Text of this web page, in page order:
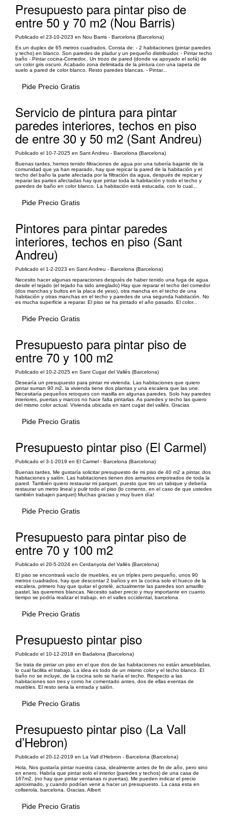
Presupuesto para pintar piso de
entre 50 y 70 m2 (Nou Barris)
Publicado el 23-10-2023 en Nou Barris - Barcelona (Barcelona)
Es un duplex de 65 metros cuadrados. Consta de: - 2 habitaciones (pintar paredes
y techo) en blanco. Son paredes de pladur y un pequeño distribuidor. - Pintar techo
baño - Pintar cocina-Comedor.. Un trozo de pared (donde va apoyado el sofá) de
un color gris oscuro. Acabado zona delimitada de la pintura con una tapeta de
suelo a pared de color blanco. Resto paredes blancas. - Pintar...
Pide Precio Gratis
Servicio de pintura para pintar
paredes interiores, techos en piso
de entre 30 y 50 m2 (Sant Andreu)
Publicado el 10-7-2025 en Sant Andreu - Barcelona (Barcelona)
Buenas tardes, hemos tenido filtraciones de agua por una tubería bajante de la
comunidad que ya han reparado, hay que repicar la pared de la habitación y el
techo del baño la parte afectada por la filtración da agua, después de repicar y
reparar las partes afectadas hay que pintar toda la habitación y todo el techo y
paredes de baño en color blanco. La habitación está estucada, con lo cual...
Pide Precio Gratis
Pintores para pintar paredes
interiores, techos en piso (Sant
Andreu)
Publicado el 1-2-2023 en Sant Andreu - Barcelona (Barcelona)
Necesito hacer algunas reparaciones después de haber tenido una fuga de agua
desde el tejado (el tejado ha sido arreglado) Hay que reparar el techo del comedor
(dos manchas y bultos en la placa de yeso), otra mancha en el techo de una
habitación y otras manchas en el techo y paredes de una segunda habitación. No
es mucha superficie a reparar. El piso se ha pintado el año pasado. El color...
Pide Precio Gratis
Presupuesto para pintar piso de
entre 70 y 100 m2
Publicado el 10-2-2025 en Sant Cugat del Vallès (Barcelona)
Desearía un presupuesto para pintar mi vivienda. Las habitaciones que quiero
pintar suman 90 m2, la vivienda tiene dos plantas y una escalera que las une.
Necesitaría pequeños retoques con masilla en algunas paredes. Solo hay paredes
interiores, puertas y marcos no hace falta pintarlas. As paredes y techo las quiero
del mismo color actual. Vivienda ubicada en sant cugat del vallès. Gracias
Pide Precio Gratis
Presupuesto pintar piso (El Carmel)
Publicado el 3-1-2019 en El Carmel - Barcelona (Barcelona)
Buenas tardes, Me gustaría solicitar presupuesto de mi piso de 40 m2 a pintar, dos
habitaciones y salón. Las habitaciones tienen dos armarios empotrados de toda la
pared. También quiero restaurar mi parquet, puesto que tiro un tabique y debería
restaurar un metro lineal y pulir todo el piso (lo comento, en el caso de que ustedes
también trabajen parquet) Muchas gracias y muy buen día!
Pide Precio Gratis
Presupuesto para pintar piso de
entre 70 y 100 m2
Publicado el 20-5-2024 en Cerdanyola del Vallès (Barcelona)
El piso se encontrará vacío de muebles, es un tríplex pero pequeño, unos 90
metros cuadrados, hay que descontar 2 baños y en la cocina solo el hueco de la
escalera, primero hay que quitar el gotelé, actualmente las paredes son amarillo
pastel, las queremos blancas. Necesito saber precio y muy importante en cuanto
tiempo se podría realizar el trabajo, en el valles occidental, barcelona
Pide Precio Gratis
Presupuesto pintar piso
Publicado el 10-12-2018 en Badalona (Barcelona)
Se trata de pintar un piso en el que dos de las habitaciones no están amuebladas,
lo cual facilita el trabajo. La idea es todo de un mismo color y el techo blanco. El
baño no se incluye, de la cocina solo se haría el techo. Respecto a las
habitaciones son tres y como he comentado antes, dos de ellas exentas de
muebles. El resto seria la entrada y salón.
Pide Precio Gratis
Presupuesto pintar piso (La Vall
d’Hebron)
Publicado el 20-12-2019 en La Vall d’Hebron - Barcelona (Barcelona)
Hola, Nos gustaría pintar nuestra casa, idealmente antes de fin de año, pero sino
en enero. Habría que pintar solo el interior (paredes y techos) de una casa de
167m2. (no hay que pintar ventanas ni puertas). Me pueden indicar el precio
aproximado, y cuando podrían venir a hacer un presupuesto. La casa esta en
collserola, barcelona. Gracias, Albert
Pide Precio Gratis